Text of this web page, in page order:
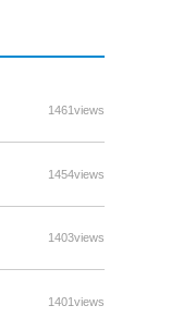
1461views
1454views
1403views
1401views